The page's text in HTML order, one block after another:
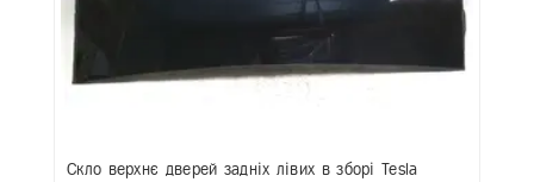
Скло верхнє дверей задніх лівих в зборі Tesla